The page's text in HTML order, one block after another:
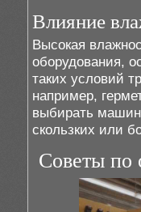
Влияние
Высокая
оборудования,
таких условий
например,
выбирать
скользких или
Советы по